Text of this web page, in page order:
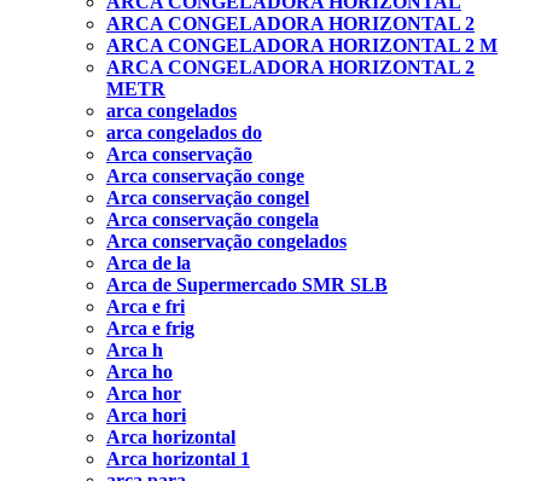
ARCA CONGELADORA HORIZONTAL 2
ARCA CONGELADORA HORIZONTAL 2 M
ARCA CONGELADORA HORIZONTAL 2
METR
arca congelados
arca congelados do
Arca conservação
Arca conservação conge
Arca conservação congel
Arca conservação congela
Arca conservação congelados
Arca de la
Arca de Supermercado SMR SLB
Arca e fri
Arca e frig
Arca h
Arca ho
Arca hor
Arca hori
Arca horizontal
Arca horizontal 1